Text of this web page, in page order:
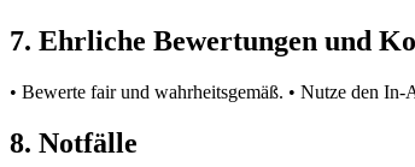
7. Ehrliche Bewertungen und
• Bewerte fair und wahrheitsgemäß. • Nutze den
8. Notfälle